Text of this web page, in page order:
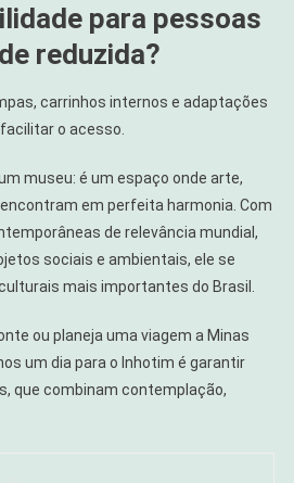
para pessoas
reduzida?
carrinhos internos e adaptações
o acesso.
museu: é um espaço onde arte,
em perfeita harmonia. Com
de relevância mundial,
sociais e ambientais, ele se
mais importantes do Brasil.
ou planeja uma viagem a Minas
um dia para o Inhotim é garantir
que combinam contemplação,